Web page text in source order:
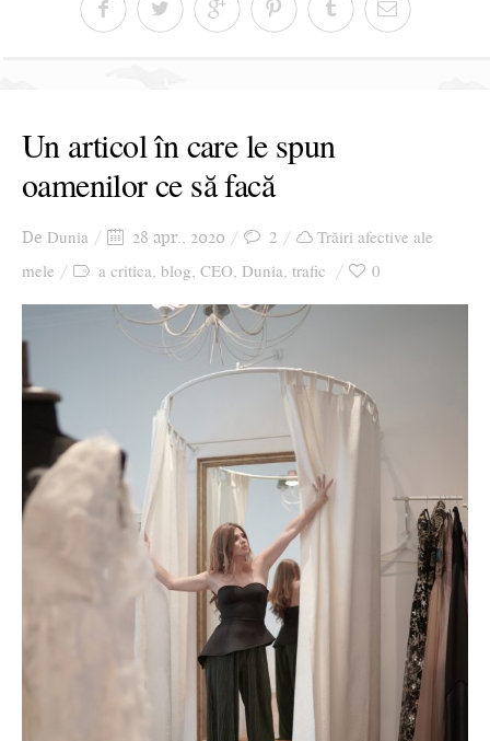
Un articol în care le spun
oamenilor ce să facă
De Dunia 28 apr., 2020 2
Trăiri afective ale
mele
a critica blog CEO Dunia trafic 0